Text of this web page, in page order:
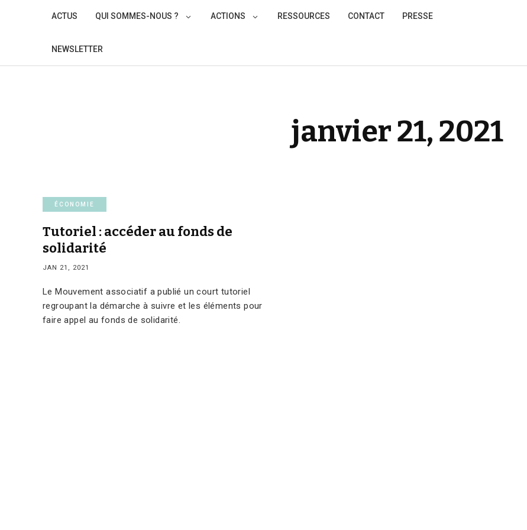
ACTUS QUI SOMMES-NOUS ? ACTIONS RESSOURCES CONTACT PRESSE
NEWSLETTER
janvier 21, 2021
ÉCONOMIE
Tutoriel : accéder au fonds de
solidarité
JAN 21, 2021
Le Mouvement associatif a publié un court tutoriel
regroupant la démarche à suivre et les éléments pour
faire appel au fonds de solidarité.